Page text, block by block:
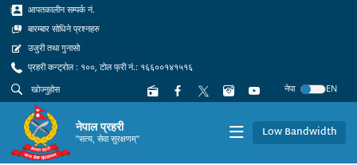
आपतकालीन सम्पर्क नं.
बारम्बार सोधिने प्रश्नहरु
उजुरी तथा गुनासो
प्रहरी कन्ट्रोल : १००, टोल फ्री नं.: १६६००१४१५१६
नेपा
EN
नेपाल प्रहरी
"सत्य, सेवा सुरक्षणम्" Low Bandwidth